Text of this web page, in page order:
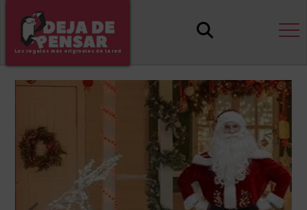
Los regalos más originales de la red